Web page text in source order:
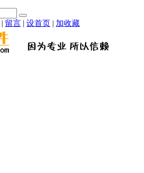
| 留言 | 设首页 | 加收藏